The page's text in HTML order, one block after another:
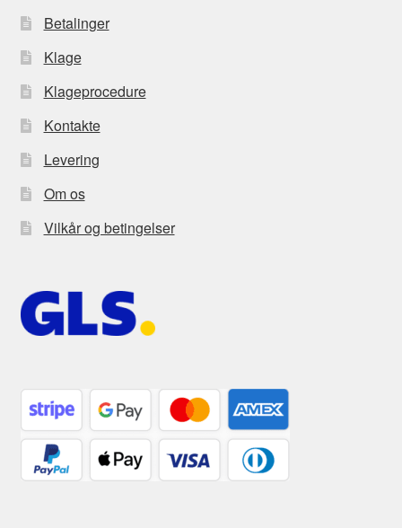
Betalinger
Klage
Klageprocedure
Kontakte
Levering
Om os
Vilkår og betingelser